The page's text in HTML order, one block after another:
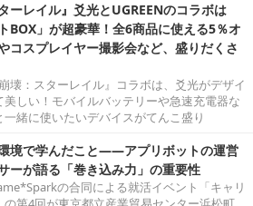
ーレイル』爻光とUGREENのコラボは
BOX」が超豪華！全6商品に使える5％オ
コスプレイヤー撮影会など、盛りだくさ
壊：スターレイル』コラボは、爻光がデザイ
美しい！モバイルバッテリーや急速充電器な
一緒に使いたいデバイスがてんこ盛り
境で学んだこと――アプリボットの運営
ーが語る「巻き込み力」の重要性
の合同による就活イベント「キャリ